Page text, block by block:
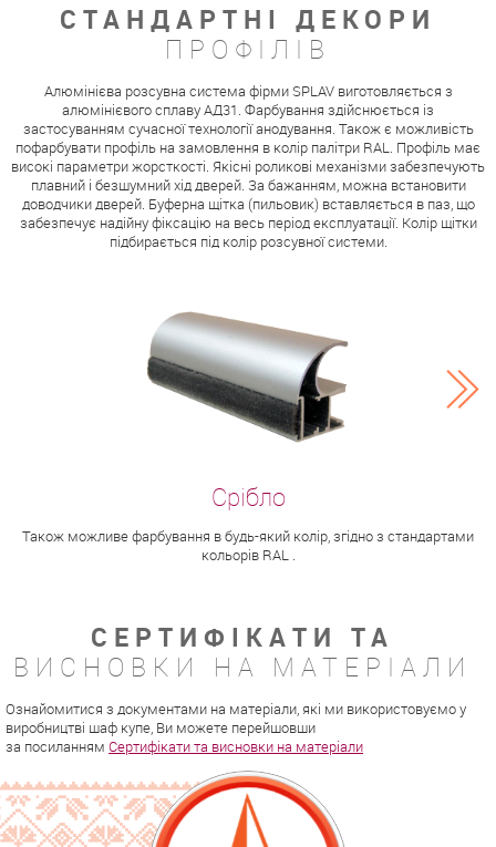
СТАНДАРТНІ ДЕКОРИ
ПРОФІЛІВ
Алюмінієва розсувна система фірми SPLAV виготовляється з
алюмінієвого сплаву АД31. Фарбування здійснюється із
застосуванням сучасної технології анодування. Також є можливість
пофарбувати профіль на замовлення в колір палітри RAL. Профіль має
високі параметри жорсткості. Якісні роликові механізми забезпечують
плавний і безшумний хід дверей. За бажанням, можна встановити
доводчики дверей. Буферна щітка (пильовик) вставляється в паз, що
забезпечує надійну фіксацію на весь період експлуатації. Колір щітки
підбирається під колір розсувної системи.
Також можливе фарбування в будь-який колір, згідно з стандартами
кольорів RAL .
СЕРТИФІКАТИ ТА
ВИСНОВКИ НА МАТЕРІАЛИ
Ознайомитися з документами на матеріали, які ми використовуємо у
виробництві шаф купе, Ви можете перейшовши
за посиланням Сертифікати та висновки на матеріали